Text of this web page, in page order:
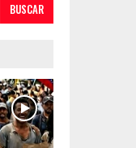
BUSCAR